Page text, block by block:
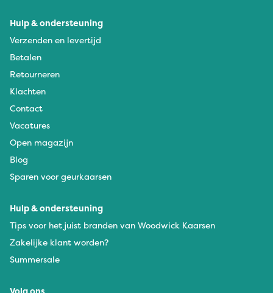
Hulp & ondersteuning
Verzenden en levertijd
Betalen
Retourneren
Klachten
Contact
Vacatures
Open magazijn
Blog
Sparen voor geurkaarsen
Hulp & ondersteuning
Tips voor het juist branden van Woodwick Kaarsen
Zakelijke klant worden?
Summersale